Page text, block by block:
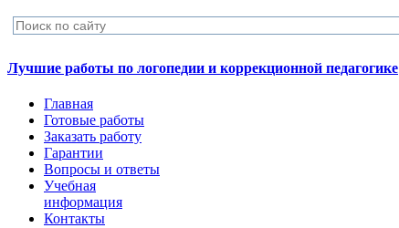
Лучшие работы по логопедии и коррекционной педагогике
Главная
Готовые работы
Заказать работу
Гарантии
Вопросы и ответы
Учебная
информация
Контакты